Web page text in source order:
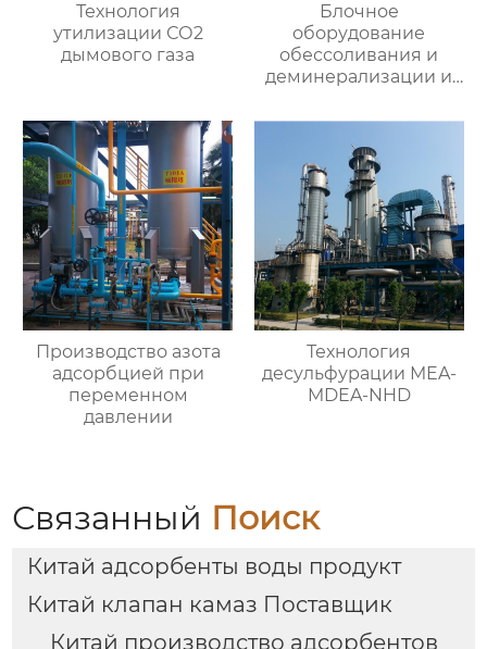
Технология
утилизации СО2
дымового газа
Блочное
оборудование
обессоливания и
деминерализации и
Производство азота
адсорбцией при
переменном
давлении
Технология
десульфурации MEA-
MDEA-NHD
Связанный Поиск
Китай адсорбенты воды продукт
Китай клапан камаз Поставщик
Китай производство адсорбентов